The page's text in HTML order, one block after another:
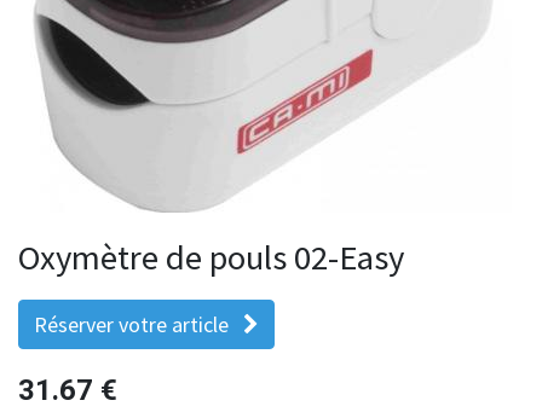
Oxymètre de pouls 02-Easy
Réserver votre article
31.67 €